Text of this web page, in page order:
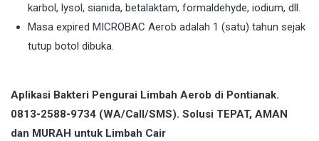
karbol, lysol, sianida, betalaktam, formaldehyde, iodium, dll.
Masa expired MICROBAC Aerob adalah 1 (satu) tahun sejak
tutup botol dibuka.
Aplikasi Bakteri Pengurai Limbah Aerob di Pontianak.
0813-2588-9734 (WA/Call/SMS). Solusi TEPAT, AMAN
dan MURAH untuk Limbah Cair